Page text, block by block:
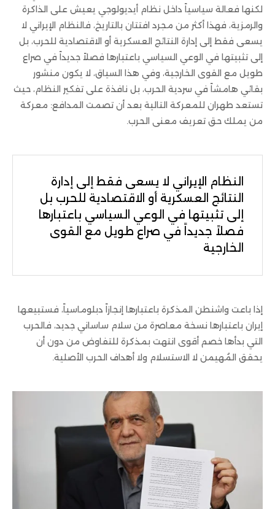
لكنها فعالة سياسياً داخل نظام أيديولوجي يعيش على الذاكرة
والرمزية، فهذا أكثر من مجرد افتتان بالتاريخ، فالنظام الإيراني لا
يسعى فقط إلى إدارة النتائج العسكرية أو الاقتصادية للحرب، بل
إلى تثبيتها في الوعي السياسي باعتبارها فصلاً جديداً في صراع
طويل مع القوى الخارجية، وفي هذا السياق، لا يكون منشور
بقائي هامشاً في سردية الحرب، بل نافذة على تفكير النظام، حيث
تستعد طهران للمعركة التالية بعد أن تصمت المدافع: معركة
من يملك حق تعريف معنى الحرب.
النظام الإيراني لا يسعى فقط إلى إدارة
النتائج العسكرية أو الاقتصادية للحرب بل
إلى تثبيتها في الوعي السياسي باعتبارها
فصلاً جديداً في صراع طويل مع القوى
الخارجية
إذا باعت واشنطن المذكرة باعتبارها إنجازاً دبلوماسياً، فستبيعها
إيران باعتبارها نسخة معاصرة من سلام ساساني جديد، فالحرب
التي بدأها خصم أقوى انتهت بمذكرة للتفاوض من دون أن
يحقق المُهيمن لا الاستسلام ولا أهداف الحرب الأصلية.